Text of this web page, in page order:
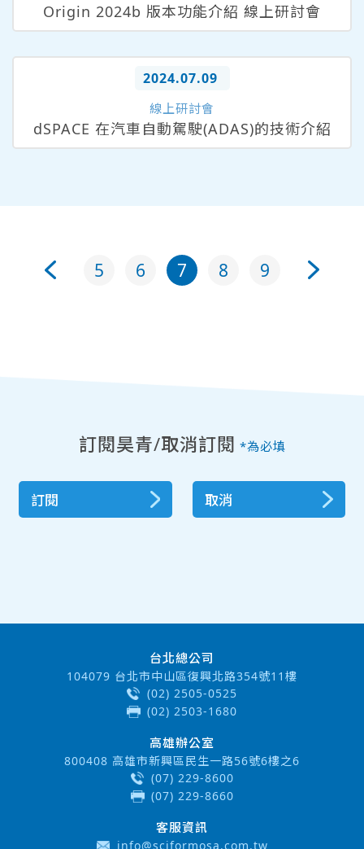
Origin 2024b 版本功能介紹 線上研討會
2024.07.09
線上研討會
dSPACE 在汽車自動駕駛(ADAS)的技術介紹
5 6 7 8 9
訂閱昊青/取消訂閱 *為必填
訂閱 取消
台北總公司
104079 台北市中山區復興北路354號11樓
(02) 2505-0525
(02) 2503-1680
高雄辦公室
800408 高雄市新興區民生一路56號6樓之6
(07) 229-8600
(07) 229-8660
客服資訊
info@sciformosa.com.tw